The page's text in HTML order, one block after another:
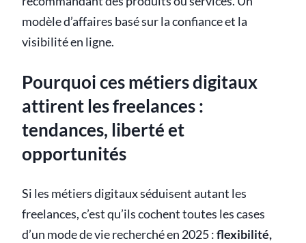
modèle d’affaires basé sur la confiance et la
visibilité en ligne.
Pourquoi ces métiers digitaux
attirent les freelances :
tendances, liberté et
opportunités
Si les métiers digitaux séduisent autant les
freelances, c’est qu’ils cochent toutes les cases
d’un mode de vie recherché en 2025 :flexibilité,